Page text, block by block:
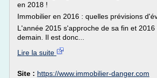
en 2018 !
Immobilier en 2016 : quelles prévisions
L'année 2015 s'approche de sa fin et 2016
demain. Il est donc...
Lire la suite
Site : https://www.immobilier-danger.com